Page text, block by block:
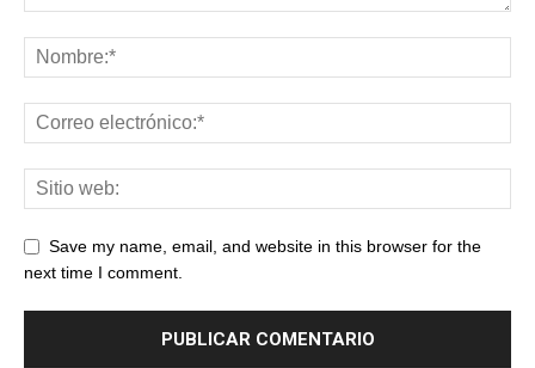
Save my name, email, and website in this browser for the
next time I comment.